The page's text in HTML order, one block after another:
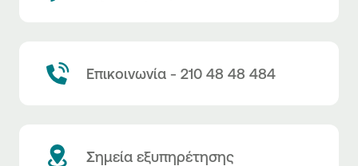
Επικοινωνία - 210 48 48 484
Σημεία εξυπηρέτησης